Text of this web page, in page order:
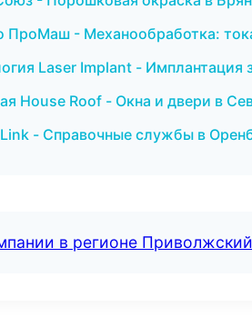
ПроМаш - Механообработка:
Laser Implant - Имплантация
House Roof - Окна и двери в
- Справочные службы в
в регионе